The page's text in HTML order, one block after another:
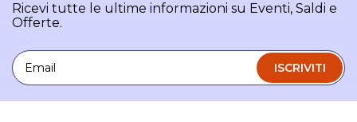
Ricevi tutte le ultime informazioni su Eventi, Saldi e
Offerte.
Email
ISCRIVITI